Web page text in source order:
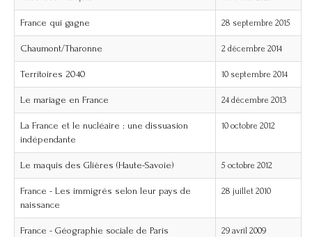
France qui gagne 28 septembre 2015
Chaumont/Tharonne 2 décembre 2014
Territoires 2040 10 septembre 2014
Le mariage en France 24 décembre 2013
La France et le nucléaire : une dissuasion
indépendante
10 octobre 2012
Le maquis des Glières (Haute-Savoie) 5 octobre 2012
France - Les immigrés selon leur pays de
naissance
28 juillet 2010
France - Géographie sociale de Paris 29 avril 2009